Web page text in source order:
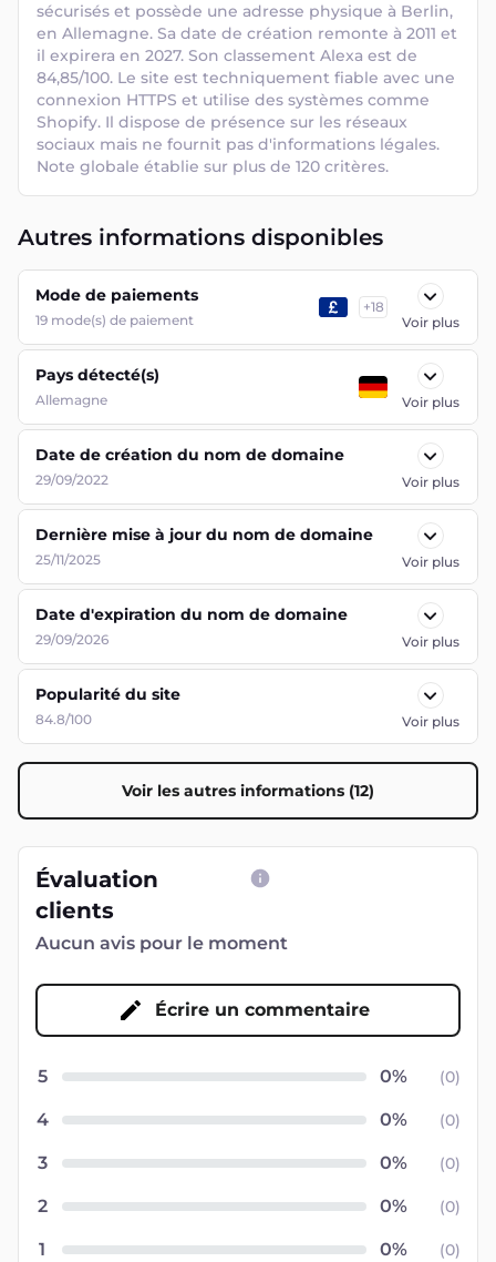
sécurisés et possède une adresse physique à Berlin,
en Allemagne. Sa date de création remonte à 2011 et
il expirera en 2027. Son classement Alexa est de
84,85/100. Le site est techniquement fiable avec une
connexion HTTPS et utilise des systèmes comme
Shopify. Il dispose de présence sur les réseaux
sociaux mais ne fournit pas d'informations légales.
Note globale établie sur plus de 120 critères.
Autres informations disponibles
Mode de paiements
19 mode(s) de paiement
+18
Voir plus
Pays détecté(s)
Allemagne Voir plus
Date de création du nom de domaine
29/09/2022 Voir plus
Dernière mise à jour du nom de domaine
25/11/2025 Voir plus
Date d'expiration du nom de domaine
29/09/2026 Voir plus
Popularité du site
84.8/100 Voir plus
Voir les autres informations (12)
Évaluation
clients
Aucun avis pour le moment
Écrire un commentaire
5 (0)
4 (0)
3 (0)
2 (0)
1 (0)